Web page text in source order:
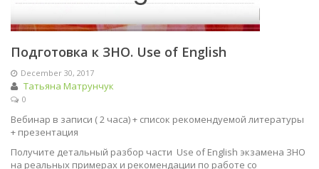
Подготовка к ЗНО. Use of English
December 30, 2017
Татьяна Матрунчук
0
Вебинар в записи ( 2 часа) + список рекомендуемой литературы
+ презентация
Получите детальный разбор части Use of English экзамена ЗНО
на реальных примерах и рекомендации по работе со